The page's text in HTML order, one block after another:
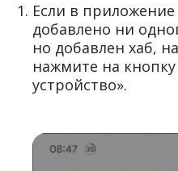
Если в
добавлено ни
но добавлен хаб,
нажмите на
устройство».